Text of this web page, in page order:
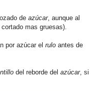
de azúcar, aunque al
mas gruesas).
por azúcar el rulo antes de
del reborde del azúcar, si